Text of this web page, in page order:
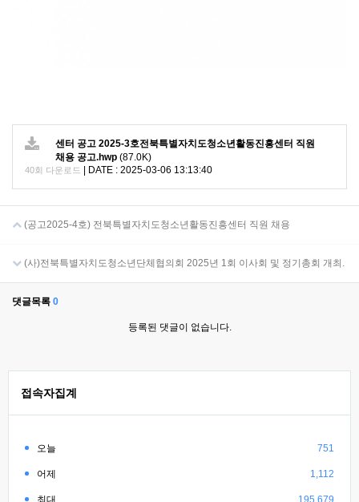
센터 공고 2025-3호전북특별자치도청소년활동진흥센터 직원
채용 공고.hwp (87.0K)
40회 다운로드 | DATE : 2025-03-06 13:13:40
(공고2025-4호) 전북특별자치도청소년활동진흥센터 직원 채용
(사)전북특별자치도청소년단체협의회 2025년 1회 이사회 및 정기총회 개최.
댓글목록 0
등록된 댓글이 없습니다.
접속자집계
오늘 751
어제 1,112
최대 195,679